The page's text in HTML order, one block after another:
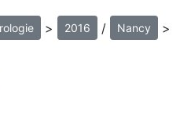
> 2016 / Nancy >